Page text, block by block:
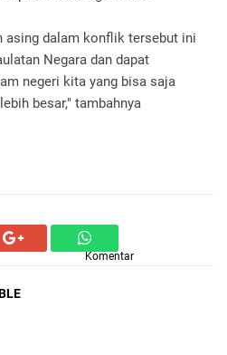
asing dalam konflik tersebut ini
Negara dan dapat
negeri kita yang bisa saja
besar," tambahnya
Komentar